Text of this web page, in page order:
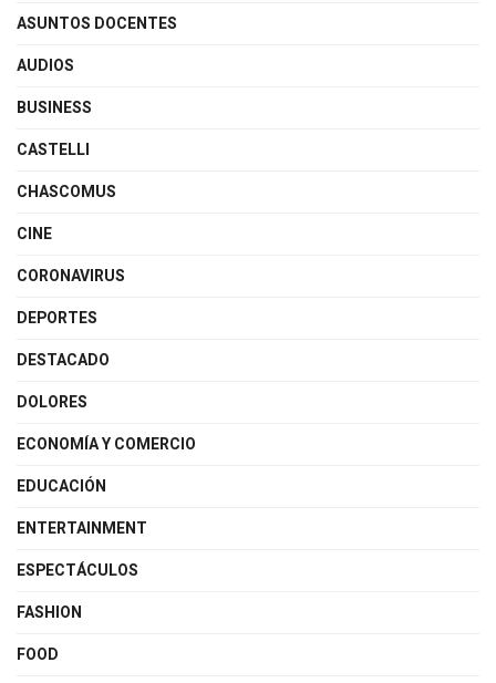
ASUNTOS DOCENTES
AUDIOS
BUSINESS
CASTELLI
CHASCOMUS
CINE
CORONAVIRUS
DEPORTES
DESTACADO
DOLORES
ECONOMÍA Y COMERCIO
EDUCACIÓN
ENTERTAINMENT
ESPECTÁCULOS
FASHION
FOOD